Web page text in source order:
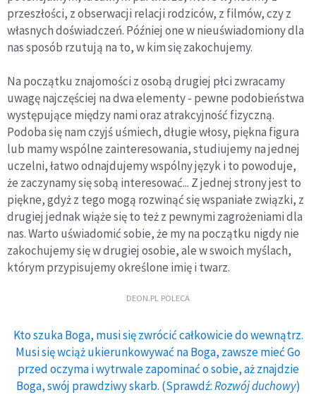
przeszłości, z obserwacji relacji rodziców, z filmów, czy z
własnych doświadczeń. Później one w nieuświadomiony dla
nas sposób rzutują na to, w kim się zakochujemy.
Na początku znajomości z osobą drugiej płci zwracamy
uwagę najczęściej na dwa elementy - pewne podobieństwa
występujące między nami oraz atrakcyjność fizyczną.
Podoba się nam czyjś uśmiech, długie włosy, piękna figura
lub mamy wspólne zainteresowania, studiujemy na jednej
uczelni, łatwo odnajdujemy wspólny język i to powoduje,
że zaczynamy się sobą interesować... Z jednej strony jest to
piękne, gdyż z tego mogą rozwinąć się wspaniałe związki, z
drugiej jednak wiąże się to też z pewnymi zagrożeniami dla
nas. Warto uświadomić sobie, że my na początku nigdy nie
zakochujemy się w drugiej osobie, ale w swoich myślach,
którym przypisujemy określone imię i twarz.
DEON.PL POLECA
Kto szuka Boga, musi się zwrócić całkowicie do wewnątrz.
Musi się wciąż ukierunkowywać na Boga, zawsze mieć Go
przed oczyma i wytrwale zapominać o sobie, aż znajdzie
Boga, swój prawdziwy skarb. (Sprawdź:Rozwój duchowy)